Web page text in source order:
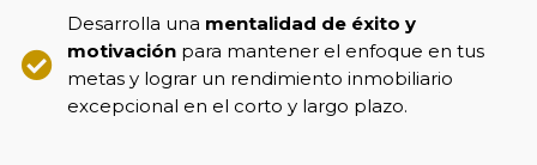
Desarrolla una mentalidad de éxito y
motivaciónpara mantener el enfoque en tus
metas y lograr un rendimiento inmobiliario
excepcional en el corto y largo plazo.